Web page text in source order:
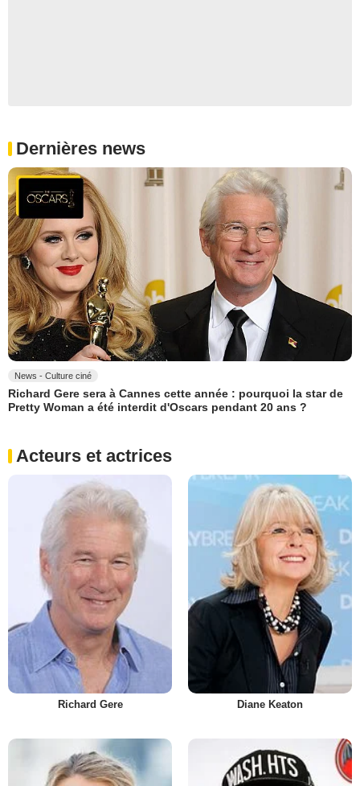
Dernières news
News - Culture ciné
Richard Gere sera à Cannes cette année : pourquoi la star de
Pretty Woman a été interdit d'Oscars pendant 20 ans ?
Acteurs et actrices
Richard Gere Diane Keaton